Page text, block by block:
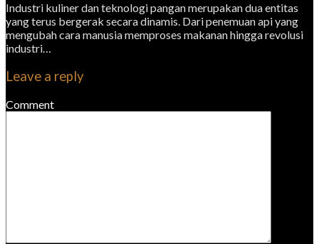
Industri kuliner dan teknologi pangan merupakan dua entitas
yang terus bergerak secara dinamis. Dari penemuan api yang
mengubah cara manusia memproses makanan hingga revolusi
industri…
Leave a reply
Comment